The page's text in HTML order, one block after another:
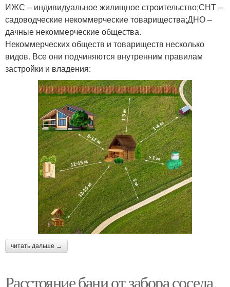
ИЖС – индивидуальное жилищное строительство;СНТ –
садоводческие некоммерческие товарищества;ДНО –
дачные некоммерческие общества.
Некоммерческих обществ и товариществ несколько
видов. Все они подчиняются внутренним правилам
застройки и владения:
читать дальше →
Расстояние бани от забора соседа.